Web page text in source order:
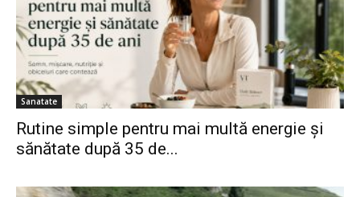
Sanatate
Rutine simple pentru mai multă energie și
sănătate după 35 de...